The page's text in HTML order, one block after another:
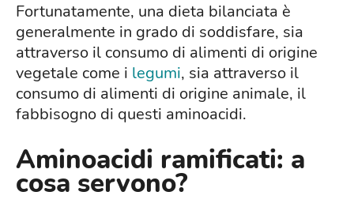
Fortunatamente, una dieta bilanciata è
generalmente in grado di soddisfare, sia
attraverso il consumo di alimenti di origine
vegetale come i legumi, sia attraverso il
consumo di alimenti di origine animale, il
fabbisogno di questi aminoacidi.
Aminoacidi ramificati: a
cosa servono?